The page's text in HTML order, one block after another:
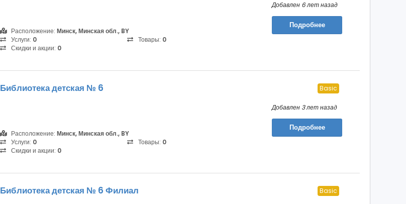
Расположение: Минск, Минская обл., BY
Услуги: 0 Товары: 0
Скидки и акции: 0
Добавлен 6 лет назад
Подробнее
Библиотека детская № 6
Расположение: Минск, Минская обл., BY
Услуги: 0 Товары: 0
Скидки и акции: 0
Basic
Добавлен 3 лет назад
Подробнее
Библиотека детская № 6 Филиал Basic